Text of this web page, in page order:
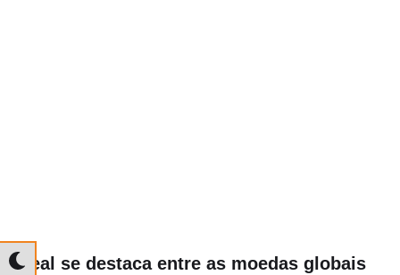
Real se destaca entre as moedas globais